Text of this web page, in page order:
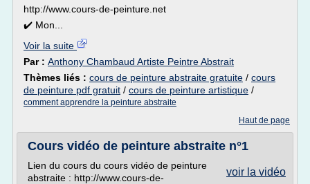
http://www.cours-de-peinture.net
✔️ Mon...
Voir la suite
Par : Anthony Chambaud Artiste Peintre Abstrait
Thèmes liés : cours de peinture abstraite gratuite / cours
de peinture pdf gratuit / cours de peinture artistique /
comment apprendre la peinture abstraite
Haut de page
Cours vidéo de peinture abstraite n°1
voir la vidéo
Lien du cours du cours vidéo de peinture
abstraite : http://www.cours-de-